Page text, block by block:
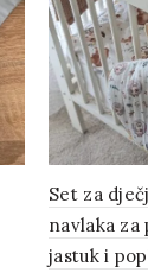
Set za
navlaka za
jastuk i